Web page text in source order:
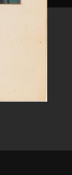
Mauri/Dist.